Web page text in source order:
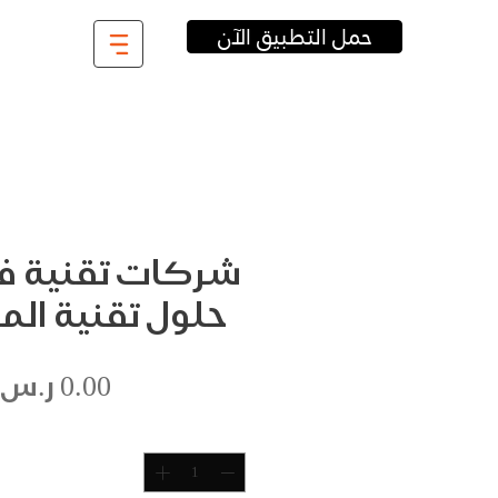
حمل التطبيق الآن
شركات تقنية
حلول تقنية